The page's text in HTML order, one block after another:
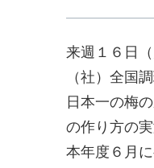
来週１６日
（社）全国
日本一の梅
の作り方の
本年度６月